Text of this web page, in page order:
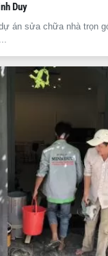
Duy
án sửa chữa nhà trọn